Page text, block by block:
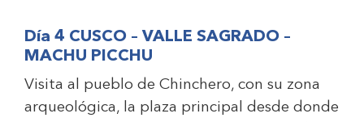
Día 4 CUSCO – VALLE SAGRADO –
MACHU PICCHU
Visita al pueblo de Chinchero, con su zona
arqueológica, la plaza principal desde donde